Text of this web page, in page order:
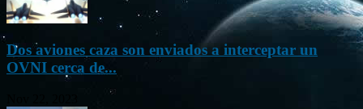
Dos aviones caza son enviados a interceptar un
OVNI cerca de...